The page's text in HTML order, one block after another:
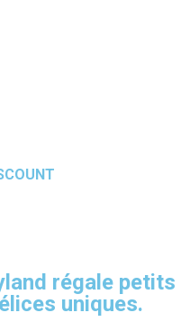
régale petits
uniques.